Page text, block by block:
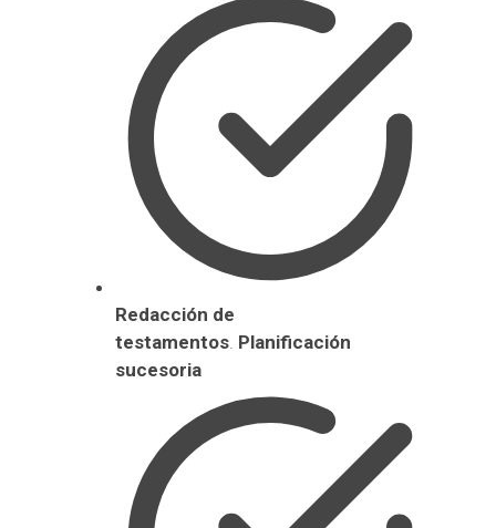
Redacción de
testamentos. Planificación
sucesoria